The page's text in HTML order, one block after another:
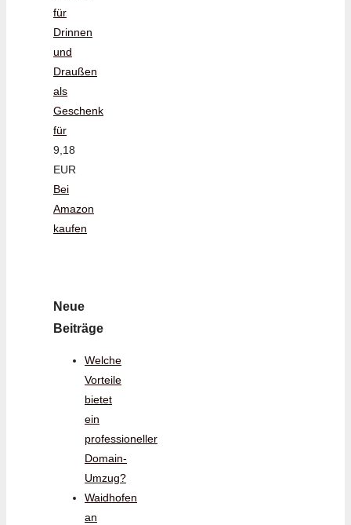
für
Drinnen
und
Draußen
als
Geschenk
für
9,18
EUR
Bei
Amazon
kaufen
Neue
Beiträge
Welche
Vorteile
bietet
ein
professioneller
Domain-
Umzug?
Waidhofen
an